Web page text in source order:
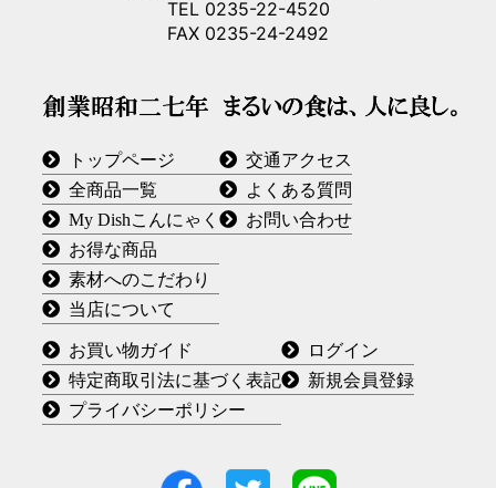
TEL 0235-22-4520
FAX 0235-24-2492
トップページ
全商品一覧
My Dishこんにゃく
お得な商品
素材へのこだわり
当店について
交通アクセス
よくある質問
お問い合わせ
お買い物ガイド
特定商取引法に基づく表記
プライバシーポリシー
ログイン
新規会員登録